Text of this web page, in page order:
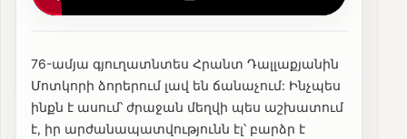
76-ամյա գյուղատնտես Հրանտ Դալլաքյանին
Մոտկորի ձորերում լավ են ճանաչում: Ինչպես
ինքն է ասում՝ ժրաջան մեղվի պես աշխատում
է, իր արժանապատվությունն էլ՝ բարձր է